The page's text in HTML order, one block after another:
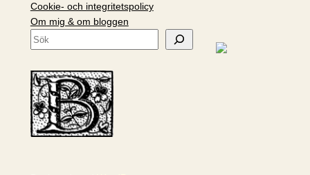
Cookie- och integritetspolicy
Om mig & om bloggen
S
k